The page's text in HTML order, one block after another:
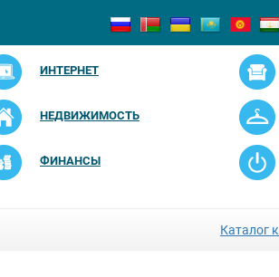
ИНТЕРНЕТ
НЕДВИЖИМОСТЬ
ФИНАНСЫ
Каталог